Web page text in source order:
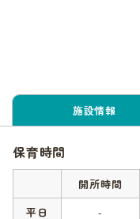
施設情報
保育時間
開所時間
平日
-